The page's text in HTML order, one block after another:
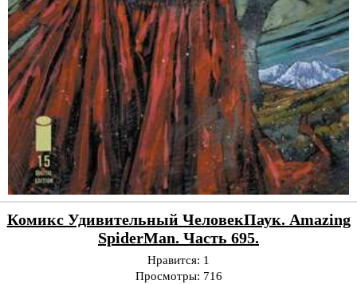
Комикс Удивительный ЧеловекПаук. Amazing
SpiderMan. Часть 695.
Нравится: 1
Просмотры: 716